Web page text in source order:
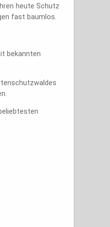
heute Schutz
fast baumlos.
bekannten